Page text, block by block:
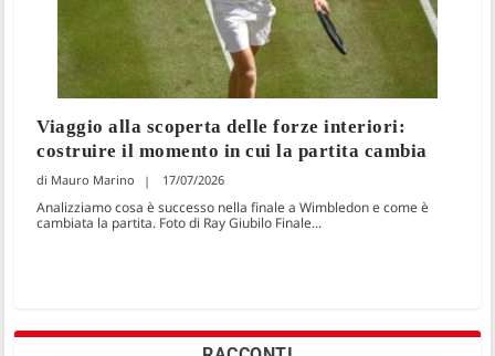
Viaggio alla scoperta delle forze interiori:
costruire il momento in cui la partita cambia
Mauro Marino 17/07/2026
Analizziamo cosa è successo nella finale a Wimbledon e come è
cambiata la partita. Foto di Ray Giubilo Finale...